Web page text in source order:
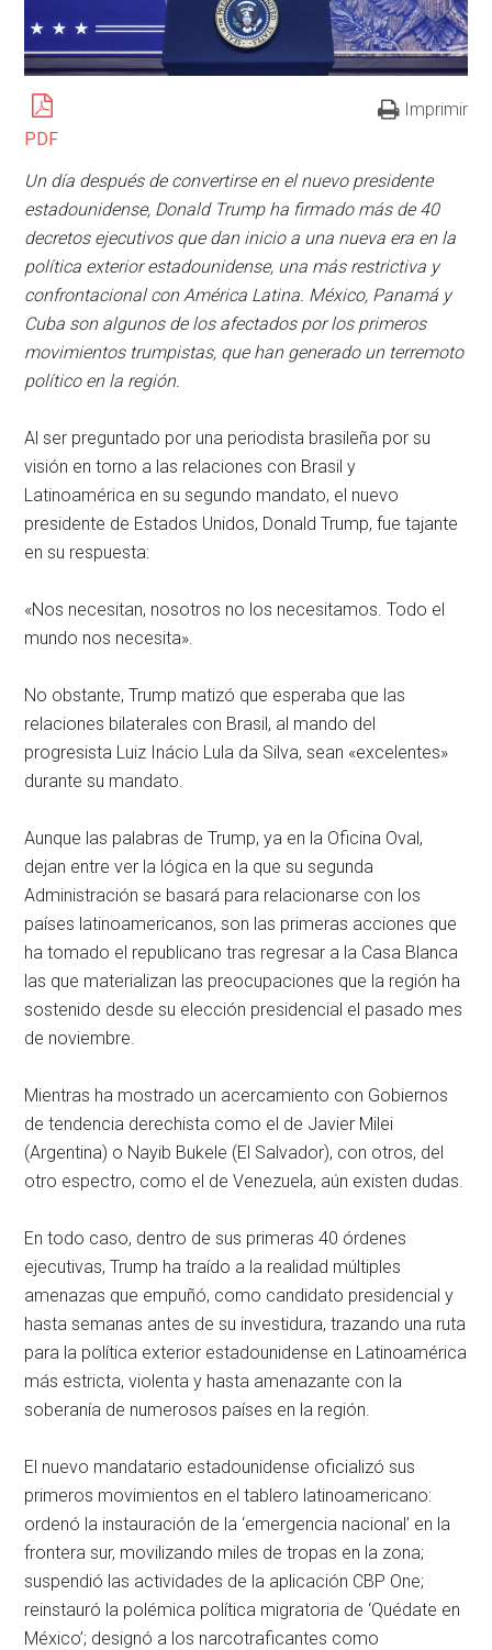
PDF
Imprimir
Un día después de convertirse en el nuevo presidente
estadounidense, Donald Trump ha firmado más de 40
decretos ejecutivos que dan inicio a una nueva era en la
política exterior estadounidense, una más restrictiva y
confrontacional con América Latina. México, Panamá y
Cuba son algunos de los afectados por los primeros
movimientos trumpistas, que han generado un terremoto
político en la región.
Al ser preguntado por una periodista brasileña por su
visión en torno a las relaciones con Brasil y
Latinoamérica en su segundo mandato, el nuevo
presidente de Estados Unidos, Donald Trump, fue tajante
en su respuesta:
«Nos necesitan, nosotros no los necesitamos. Todo el
mundo nos necesita».
No obstante, Trump matizó que esperaba que las
relaciones bilaterales con Brasil, al mando del
progresista Luiz Inácio Lula da Silva, sean «excelentes»
durante su mandato.
Aunque las palabras de Trump, ya en la Oficina Oval,
dejan entre ver la lógica en la que su segunda
Administración se basará para relacionarse con los
países latinoamericanos, son las primeras acciones que
ha tomado el republicano tras regresar a la Casa Blanca
las que materializan las preocupaciones que la región ha
sostenido desde su elección presidencial el pasado mes
de noviembre.
Mientras ha mostrado un acercamiento con Gobiernos
de tendencia derechista como el de Javier Milei
(Argentina) o Nayib Bukele (El Salvador), con otros, del
otro espectro, como el de Venezuela, aún existen dudas.
En todo caso, dentro de sus primeras 40 órdenes
ejecutivas, Trump ha traído a la realidad múltiples
amenazas que empuñó, como candidato presidencial y
hasta semanas antes de su investidura, trazando una ruta
para la política exterior estadounidense en Latinoamérica
más estricta, violenta y hasta amenazante con la
soberanía de numerosos países en la región.
El nuevo mandatario estadounidense oficializó sus
primeros movimientos en el tablero latinoamericano:
ordenó la instauración de la ‘emergencia nacional’ en la
frontera sur, movilizando miles de tropas en la zona;
suspendió las actividades de la aplicación CBP One;
reinstauró la polémica política migratoria de ‘Quédate en
México’; designó a los narcotraficantes como